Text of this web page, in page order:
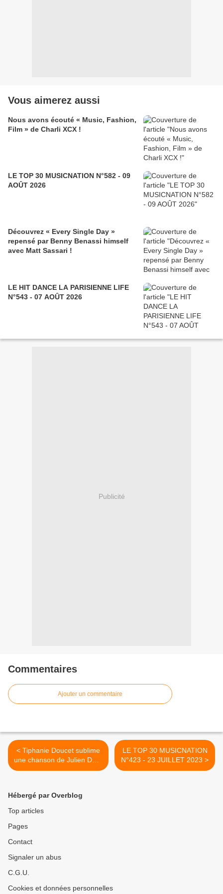
Vous aimerez aussi
Nous avons écouté « Music, Fashion,
Film » de Charli XCX !
LE TOP 30 MUSICNATION N°582 - 09
AOÛT 2026
Découvrez « Every Single Day »
repensé par Benny Benassi himself
avec Matt Sassari !
LE HIT DANCE LA PARISIENNE LIFE
N°543 - 07 AOÛT 2026
Publicité
Commentaires
Ajouter un commentaire
< Tiphanie Doucet sublime
une chanson de Julien Doré
!
LE TOP 30 MUSICNATION
N°423 - 23 JUILLET 2023 >
Hébergé par Overblog
Top articles
Pages
Contact
Signaler un abus
C.G.U.
Cookies et données personnelles